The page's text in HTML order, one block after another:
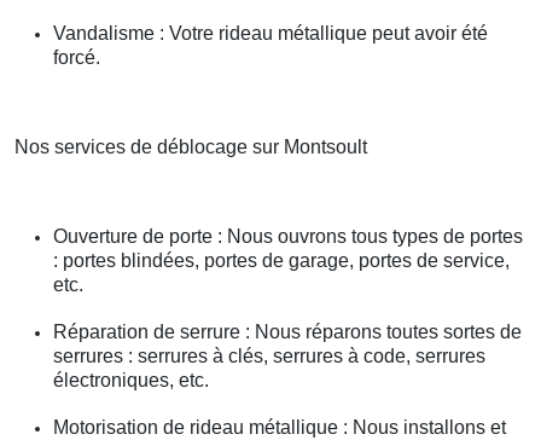
Vandalisme : Votre rideau métallique peut avoir été
forcé.
Nos services de déblocage sur Montsoult
Ouverture de porte : Nous ouvrons tous types de portes
: portes blindées, portes de garage, portes de service,
etc.
Réparation de serrure : Nous réparons toutes sortes de
serrures : serrures à clés, serrures à code, serrures
électroniques, etc.
Motorisation de rideau métallique : Nous installons et